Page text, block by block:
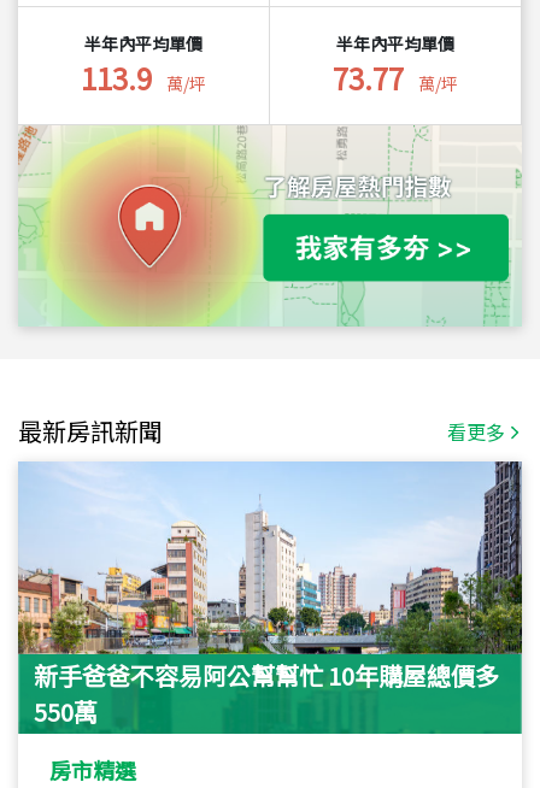
半年內平均單價
113.9 萬/坪
半年內平均單價
73.77 萬/坪
最新房訊新聞 看更多
新手爸爸不容易阿公幫幫忙 10年購屋總價多
550萬
房市精選